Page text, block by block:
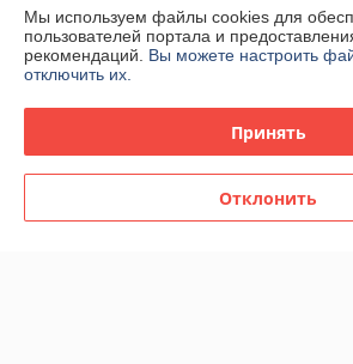
Полная версия сайта
Сайт создан на платформе Deal.by
Мы используем файлы cookies для
пользователей портала и
рекомендаций. Вы можете настроить
отключить их.
Принять
Отклонить